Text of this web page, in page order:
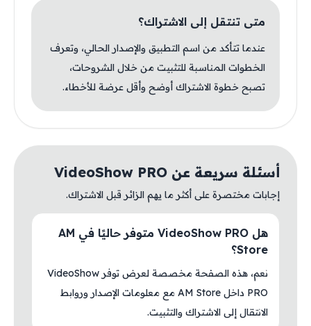
متى تنتقل إلى الاشتراك؟
عندما تتأكد من اسم التطبيق والإصدار الحالي، وتعرف
الخطوات المناسبة للتثبيت من خلال الشروحات،
تصبح خطوة الاشتراك أوضح وأقل عرضة للأخطاء.
أسئلة سريعة عن VideoShow PRO
إجابات مختصرة على أكثر ما يهم الزائر قبل الاشتراك.
هل VideoShow PRO متوفر حاليًا في AM
Store؟
نعم، هذه الصفحة مخصصة لعرض توفر VideoShow
PRO داخل AM Store مع معلومات الإصدار وروابط
الانتقال إلى الاشتراك والتثبيت.